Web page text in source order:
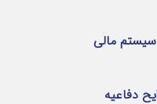
مالی
دفاعیه